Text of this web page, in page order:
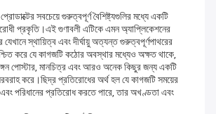
প্রোডাক্টের সবচেয়ে গুরুত্বপূর্ণ বৈশিষ্ট্যগুলির মধ্যে একটি
প্রকৃতি।এই গুণাবলী এটিকে এমন অ্যাপ্লিকেশনের
স্থায়িত্ব এবং দীর্ঘায়ু অত্যন্ত গুরুত্বপূর্ণপাথরের
করে যে কাগজটি কঠোর অবস্থার মধ্যেও অক্ষত থাকে,
পোস্টার, মানচিত্র এবং আরও অনেক কিছুর জন্য একটি
করে।ছিদ্র প্রতিরোধের অর্থ হল যে কাগজটি সময়ের
এবং পরিধানের প্রতিরোধ করতে পারে, তার অখণ্ডতা এবং